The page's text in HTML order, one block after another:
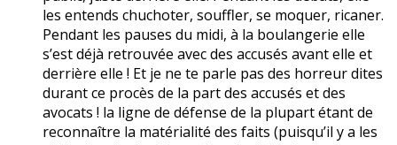
les entends chuchoter, souffler, se moquer, ricaner.
Pendant les pauses du midi, à la boulangerie elle
s’est déjà retrouvée avec des accusés avant elle et
derrière elle ! Et je ne te parle pas des horreur dites
durant ce procès de la part des accusés et des
avocats ! la ligne de défense de la plupart étant de
reconnaître la matérialité des faits (puisqu’il y a les